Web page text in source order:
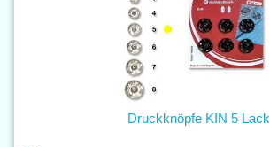
Druckknöpfe KIN 5 Lack